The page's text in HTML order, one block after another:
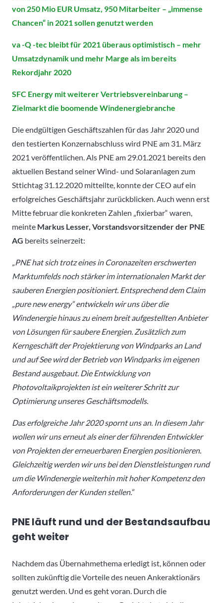
von 250 Mio EUR Umsatz, 950 Mitarbeiter – „immense
Chancen“ in 2021 sollen genutzt werden
va -Q -tec bleibt für 2021 überaus optimistisch – mehr
Umsatzdynamik und mehr Marge als im bereits
Rekordjahr 2020
SFC Energy mit weiterer Vertriebsvereinbarung –
Zielmarkt die boomende Windenergiebranche
Die endgültigen Geschäftszahlen für das Jahr 2020 und
den testierten Konzernabschluss wird PNE am 31. März
2021 veröffentlichen. Als PNE am 29.01.2021 bereits den
aktuellen Bestand seiner Wind- und Solaranlagen zum
Sttichtag 31.12.2020 mitteilte, konnte der CEO auf ein
erfolgreiches Geschäftsjahr zurückblicken. Auch wenn erst
Mitte februar die konkreten Zahlen „fixierbar“ waren,
meinte Markus Lesser, Vorstandsvorsitzender der PNE
AG bereits seinerzeit:
„PNE hat sich trotz eines in Coronazeiten erschwerten
Marktumfelds noch stärker im internationalen Markt der
sauberen Energien positioniert. Entsprechend dem Claim
„pure new energy“ entwickeln wir uns über die
Windenergie hinaus zu einem breit aufgestellten Anbieter
von Lösungen für saubere Energien. Zusätzlich zum
Kerngeschäft der Projektierung von Windparks an Land
und auf See wird der Betrieb von Windparks im eigenen
Bestand ausgebaut. Die Entwicklung von
Photovoltaikprojekten ist ein weiterer Schritt zur
Optimierung unseres Geschäftsmodells.
Das erfolgreiche Jahr 2020 spornt uns an. In diesem Jahr
wollen wir uns erneut als einer der führenden Entwickler
von Projekten der erneuerbaren Energien positionieren.
Gleichzeitig werden wir uns bei den Dienstleistungen rund
um die Windenergie weiterhin mit hoher Kompetenz den
Anforderungen der Kunden stellen.“
PNE läuft rund und der Bestandsaufbau
geht weiter
Nachdem das Übernahmethema erledigt ist, können oder
sollten zukünftig die Vorteile des neuen Ankeraktionärs
genutzt werden. Und es geht voran. Durch die